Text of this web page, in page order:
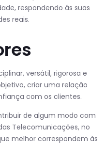
respondendo ás suas
reais.
versátil, rigorosa e
criar uma relação
com os clientes.
de algum modo com
Telecomunicações, no
melhor correspondem às